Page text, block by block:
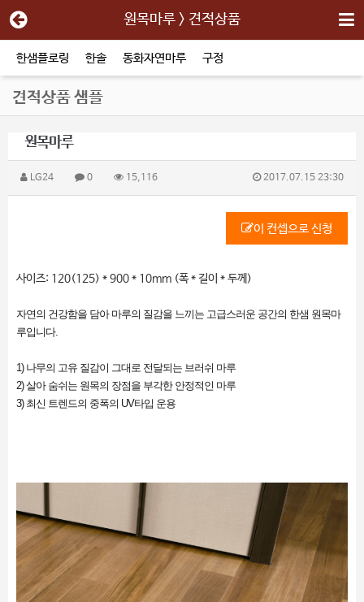
원목마루 > 견적상품
한샘플로링 한솔 동화자연마루 구정
견적상품 샘플
원목마루
LG24 0 15,116 2017.07.15 23:30
이 컨셉으로 신청
사이즈: 120(125) * 900 * 10mm (폭 * 길이 * 두께)
자연의 건강함을 담아 마루의 질감을 느끼는 고급스러운 공간의 한샘 원목마
루입니다.
1) 나무의 고유 질감이 그대로 전달되는 브러쉬 마루
2) 살아 숨쉬는 원목의 장점을 부각한 안정적인 마루
3) 최신 트렌드의 중폭의 UV타입 운용